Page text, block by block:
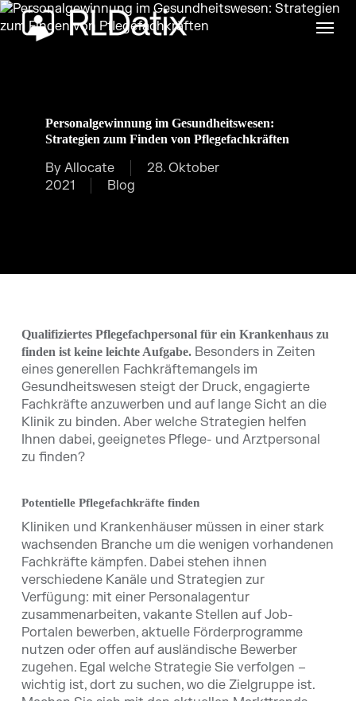
Skip
to
Menu
Personalgewinnung im Gesundheitswesen:
Strategien zum Finden von Pflegefachkräften
By Allocate
28. Oktober
2021
Blog
Qualifiziertes Pflegefachpersonal für ein Krankenhaus zu
finden ist keine leichte Aufgabe. Besonders in Zeiten
eines generellen Fachkräftemangels im
Gesundheitswesen steigt der Druck, engagierte
Fachkräfte anzuwerben und auf lange Sicht an die
Klinik zu binden. Aber welche Strategien helfen
Ihnen dabei, geeignetes Pflege- und Arztpersonal
zu finden?
Potentielle Pflegefachkräfte finden
Kliniken und Krankenhäuser müssen in einer stark
wachsenden Branche um die wenigen vorhandenen
Fachkräfte kämpfen. Dabei stehen ihnen
verschiedene Kanäle und Strategien zur
Verfügung: mit einer Personalagentur
zusammenarbeiten, vakante Stellen auf Job-
Portalen bewerben, aktuelle Förderprogramme
nutzen oder offen auf ausländische Bewerber
zugehen. Egal welche Strategie Sie verfolgen –
wichtig ist, dort zu suchen, wo die Zielgruppe ist.